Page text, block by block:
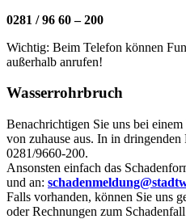
0281 / 96 60 – 200
Wichtig: Beim Telefon können
außerhalb anrufen!
Wasserrohrbruch
Benachrichtigen Sie uns bei
von zuhause aus. In in
0281/9660-200.
Ansonsten einfach das
und an:
Falls vorhanden, können Sie uns
oder Rechnungen zum